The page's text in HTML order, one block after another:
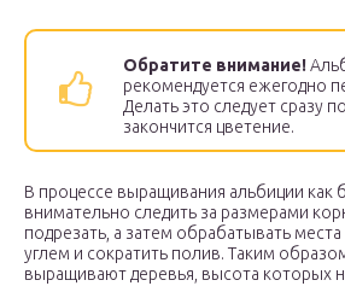
Обратите внимание!
рекомендуется ежегодно
Делать это следует сразу
закончится цветение.
В процессе выращивания альбиции как
внимательно следить за размерами
подрезать, а затем обрабатывать
углем и сократить полив. Таким
выращивают деревья, высота которых